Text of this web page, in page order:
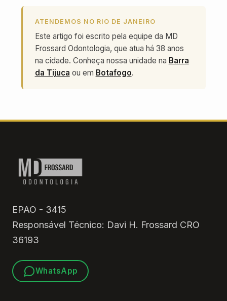
ATENDEMOS NO RIO DE JANEIRO
Este artigo foi escrito pela equipe da MD
Frossard Odontologia, que atua há 38 anos
na cidade. Conheça nossa unidade na Barra
da Tijuca ou em Botafogo.
EPAO - 3415
Responsável Técnico: Davi H. Frossard CRO
36193
WhatsApp